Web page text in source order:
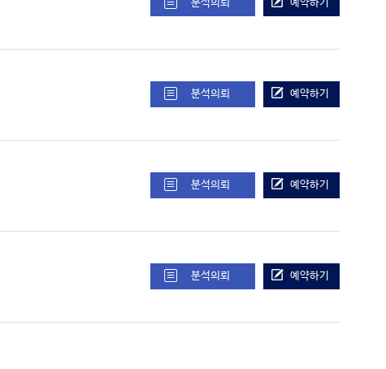
분석의뢰 예약하기
분석의뢰 예약하기
분석의뢰 예약하기
분석의뢰 예약하기